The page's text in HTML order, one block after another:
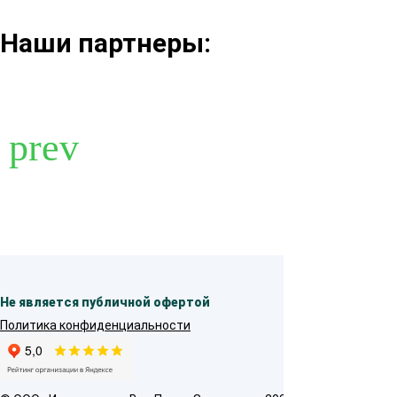
Наши партнеры:
Не является публичной офертой
Политика конфиденциальности